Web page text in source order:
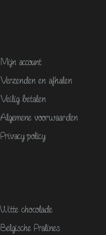
Mijn account
Verzenden en afhalen
Veilig betalen
Algemene voorwaarden
Privacy policy
Witte chocolade
Belgische Pralines